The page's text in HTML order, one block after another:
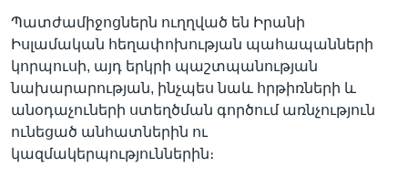
Պատժամիջոցներն ուղղված են Իրանի
Իսլամական հեղափոխության պահապանների
կորպուսի, այդ երկրի պաշտպանության
նախարարության, ինչպես նաև հրթիռների և
անօդաչուների ստեղծման գործում առնչություն
ունեցած անհատներին ու
կազմակերպություններին։